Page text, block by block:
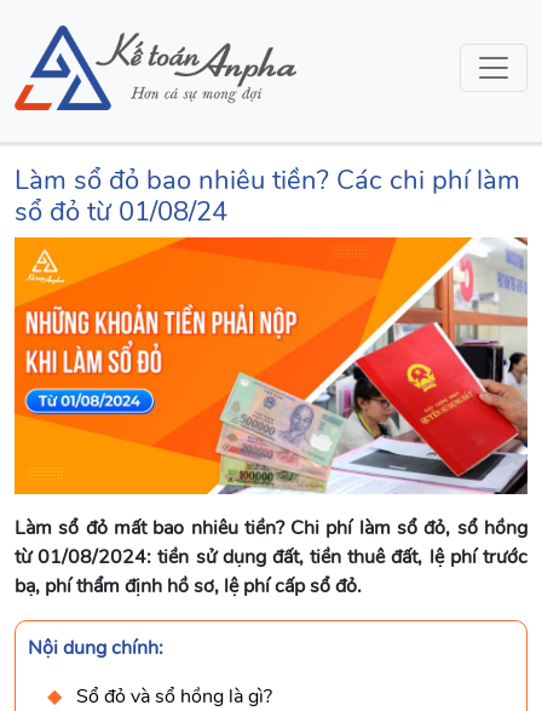
Làm sổ đỏ bao nhiêu tiền? Các chi phí làm
sổ đỏ từ 01/08/24
Làm sổ đỏ mất bao nhiêu tiền? Chi phí làm sổ đỏ, sổ hồng
từ 01/08/2024: tiền sử dụng đất, tiền thuê đất, lệ phí trước
bạ, phí thẩm định hồ sơ, lệ phí cấp sổ đỏ.
Nội dung chính:
Sổ đỏ và sổ hồng là gì?